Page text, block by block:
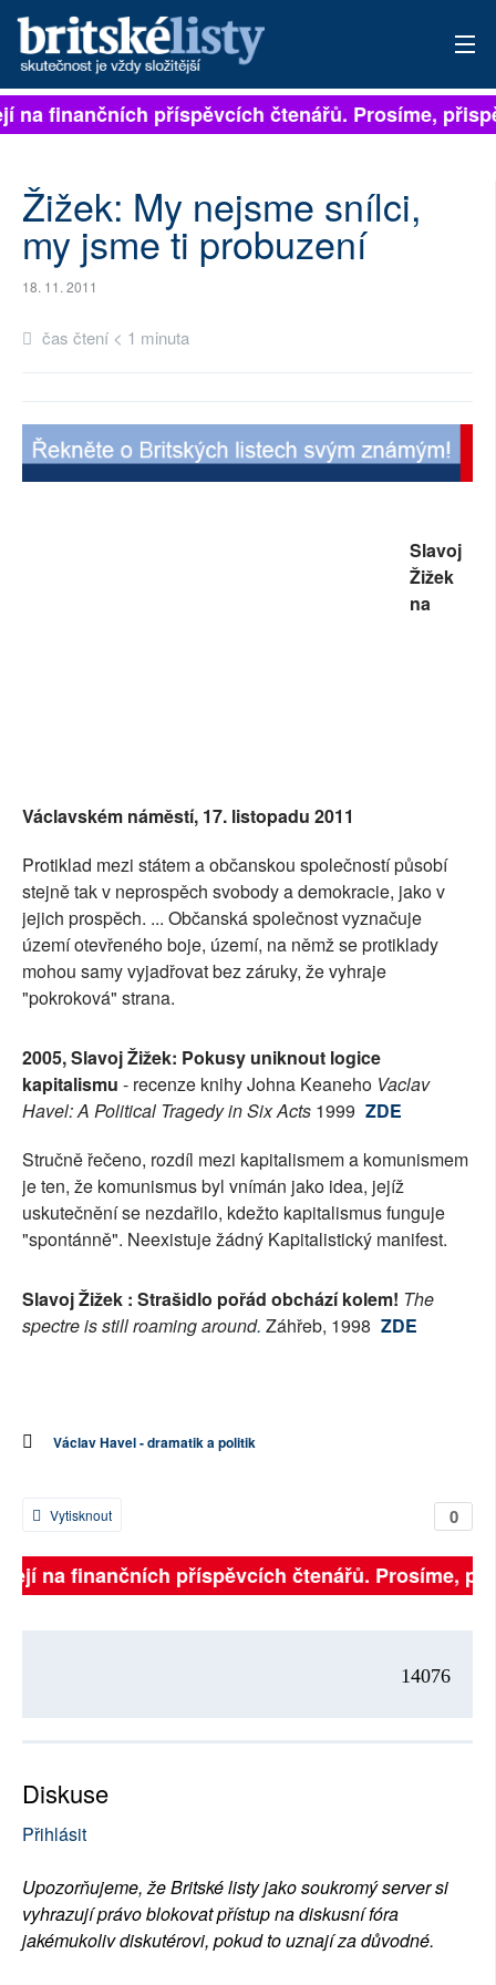
PŘIHLÁSIT
ARCHIV
ROZHOVORY
AUTOŘI
na finančních příspěvcích čtenářů. Prosíme,
Žižek: My nejsme snílci,
my jsme ti probuzení
18. 11. 2011
čas čtení < 1 minuta
Slavoj
Žižek
na
Václavském náměstí, 17. listopadu 2011
Protiklad mezi státem a občanskou společností působí
stejně tak v neprospěch svobody a demokracie, jako v
jejich prospěch. ... Občanská společnost vyznačuje
území otevřeného boje, území, na němž se protiklady
mohou samy vyjadřovat bez záruky, že vyhraje
"pokroková" strana.
2005, Slavoj Žižek: Pokusy uniknout logice
kapitalismu - recenze knihy Johna Keaneho Vaclav
Havel: A Political Tragedy in Six Acts 1999 ZDE
Stručně řečeno, rozdíl mezi kapitalismem a komunismem
je ten, že komunismus byl vnímán jako idea, jejíž
uskutečnění se nezdařilo, kdežto kapitalismus funguje
"spontánně". Neexistuje žádný Kapitalistický manifest.
Slavoj Žižek : Strašidlo pořád obchází kolem! The
spectre is still roaming around. Záhřeb, 1998 ZDE
Václav Havel - dramatik a politik
0
Vytisknout
na finančních příspěvcích čtenářů. Prosíme,
14076
Diskuse
Přihlásit
Upozorňujeme, že Britské listy jako soukromý server si
vyhrazují právo blokovat přístup na diskusní fóra
jakémukoliv diskutérovi, pokud to uznají za důvodné.